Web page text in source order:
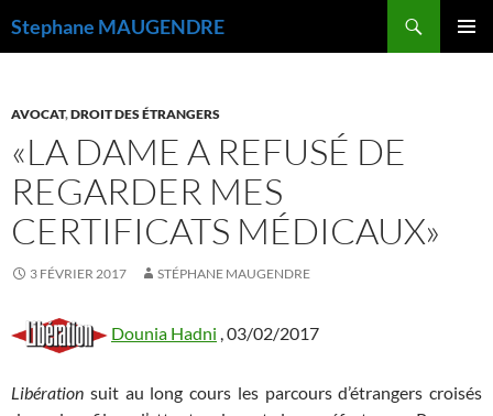
Stephane MAUGENDRE
AVOCAT,DROIT DES ÉTRANGERS
«LA DAME A REFUSÉ DE
REGARDER MES
CERTIFICATS MÉDICAUX»
3 FÉVRIER 2017 STÉPHANE MAUGENDRE
Dounia Hadni , 03/02/2017
Libération suit au long cours les parcours d’étrangers croisés